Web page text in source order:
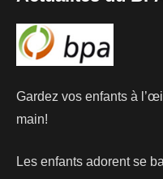
Gardez vos enfants à
main!
Les enfants adorent se